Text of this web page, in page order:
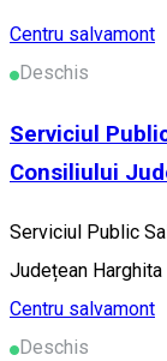
Centru salvamont
Deschis
Serviciul
Consiliului
Serviciul Public
Județean
Centru salvamont
Deschis